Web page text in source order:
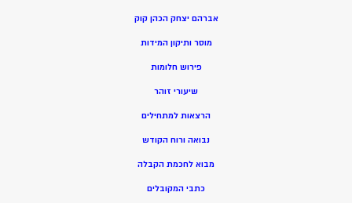
אברהם יצחק הכהן קוק
מוסר ותיקון המידות
פירוש חלומות
שיעורי זוהר
הרצאות למתחילים
נבואה ורוח הקודש
מבוא לחכמת הקבלה
כתבי המקובלים